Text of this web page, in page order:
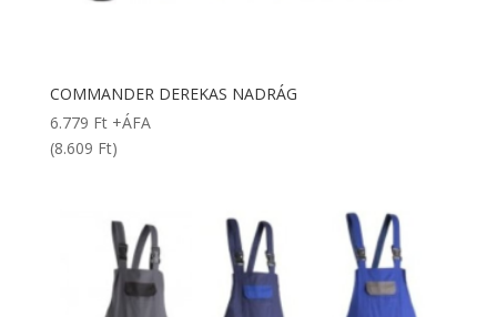
COMMANDER DEREKAS NADRÁG
6.779 Ft +ÁFA
(8.609 Ft)